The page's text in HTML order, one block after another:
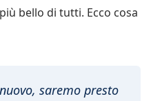
bello di tutti. Ecco cosa
saremo presto